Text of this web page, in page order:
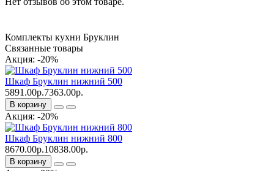
Комплекты кухни Бруклин
Связанные товары
Акция: -20%
Шкаф Бруклин нижний 500
5891.00р.7363.00р.
В корзину
Акция: -20%
Шкаф Бруклин нижний 800
8670.00р.10838.00р.
В корзину